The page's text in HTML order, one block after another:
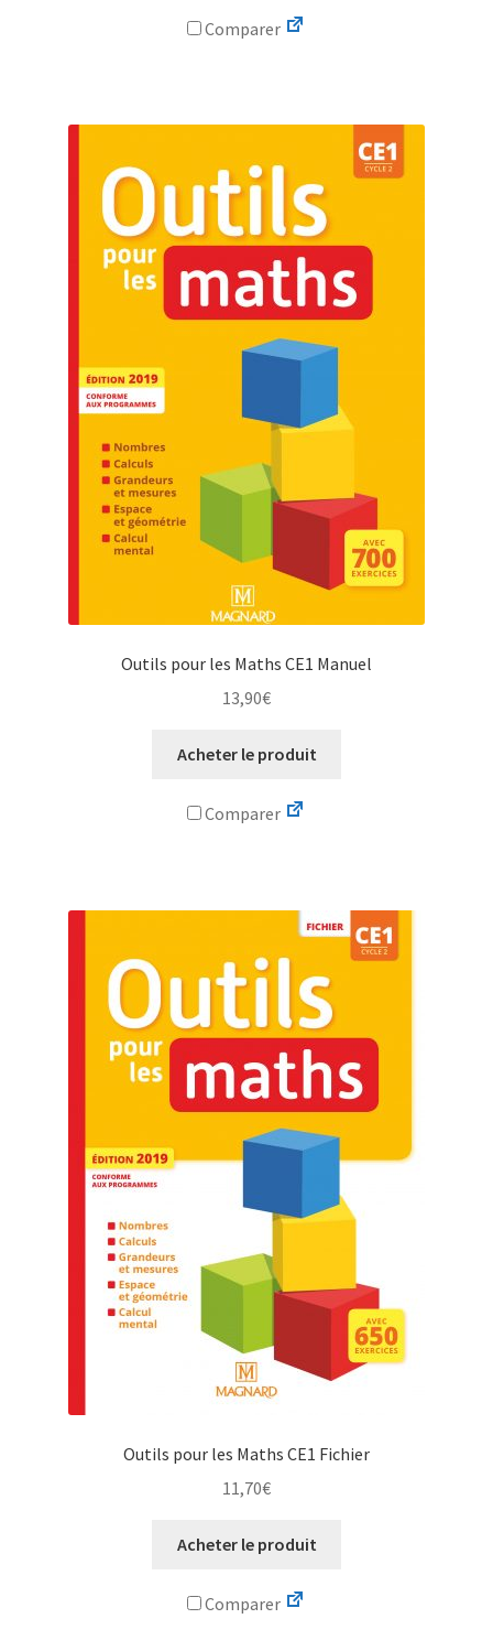
Comparer
Outils pour les Maths CE1 Manuel
13,90€
Acheter le produit
Comparer
Outils pour les Maths CE1 Fichier
11,70€
Acheter le produit
Comparer